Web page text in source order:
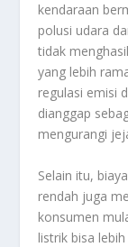
kendaraan
polusi udara
tidak
yang lebih
regulasi emisi
dianggap
mengurangi
Selain itu,
rendah juga
konsumen
listrik bisa